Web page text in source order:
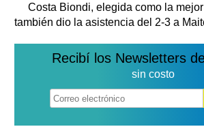
Costa Biondi, elegida como la
también dio la asistencia del 2-3 a
Recibí los Newsletters
sin costo